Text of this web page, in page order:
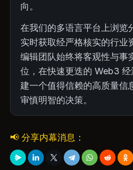
向。
在我们的多语言平台上浏览
实时获取经严格核实的行业
编辑团队始终将客观性与事
位，在快速更迭的 Web3
建一个值得信赖的高质量信
审慎明智的决策。
📢 分享内幕消息：